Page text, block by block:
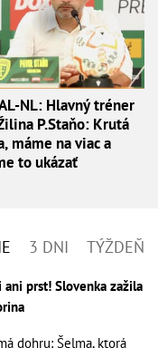
NL: Hlavný tréner
P.Staňo: Krutá
máme na viac a
to ukázať
3 DNI TÝŽDEŇ
prst! Slovenka zažila
dohru: Šelma, ktorá